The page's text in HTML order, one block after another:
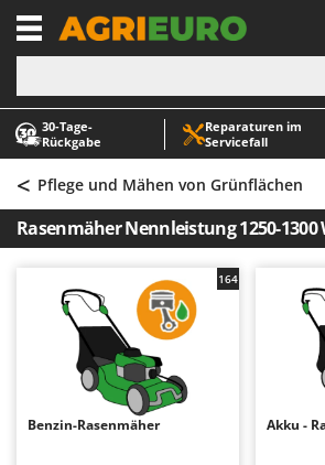
30‑Tage-
Rückgabe
Reparaturen im
Servicefall
-1
A
Abbeermaschinen -
Abfüllgeräte
Akku Gartenscheren
Akku Gras- und Strauchscheren
Akku-Stichsägen
Allzwecktransporter -
Alu-Teleskopleitern
Anbaubagger Heckbagger für
Arbeitsschutzkleidung
A
ABAC
AgriEuro Premium
AgriEuro TOP-LINE
AGT
Airmec
AL-KO
ALA 2000
< Pflege und Mähen von Grünflächen
Rasenmäher Nennleistung 1250-1300
Benzin-Rasenmäher
164
Akku -